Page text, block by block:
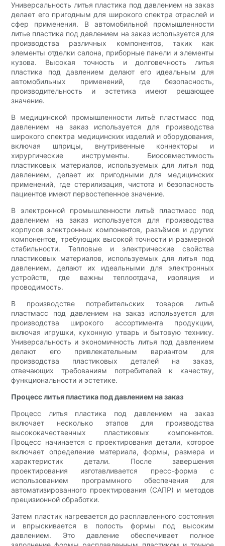
Универсальность литья пластика под давлением на заказ
делает его пригодным для широкого спектра отраслей и
сфер применения. В автомобильной промышленности
литье пластика под давлением на заказ используется для
производства различных компонентов, таких как
элементы отделки салона, приборные панели и элементы
кузова. Высокая точность и долговечность литья
пластика под давлением делают его идеальным для
автомобильных применений, где безопасность,
производительность и эстетика имеют решающее
значение.
В медицинской промышленности литьё пластмасс под
давлением на заказ используется для производства
широкого спектра медицинских изделий и оборудования,
включая шприцы, внутривенные коннекторы и
хирургические инструменты. Биосовместимость
пластиковых материалов, используемых для литья под
давлением, делает их пригодными для медицинских
применений, где стерилизация, чистота и безопасность
пациентов имеют первостепенное значение.
В электронной промышленности литьё пластмасс под
давлением на заказ используется для производства
корпусов электронных компонентов, разъёмов и других
компонентов, требующих высокой точности и размерной
стабильности. Тепловые и электрические свойства
пластиковых материалов, используемых для литья под
давлением, делают их идеальными для электронных
устройств, где важны теплоотдача, изоляция и
проводимость.
В производстве потребительских товаров литьё
пластмасс под давлением на заказ используется для
производства широкого ассортимента продукции,
включая игрушки, кухонную утварь и бытовую технику.
Универсальность и экономичность литья под давлением
делают его привлекательным вариантом для
производства пластиковых деталей на заказ,
отвечающих требованиям потребителей к качеству,
функциональности и эстетике.
Процесс литья пластика под давлением на заказ
Процесс литья пластика под давлением на заказ
включает несколько этапов для производства
высококачественных пластиковых компонентов.
Процесс начинается с проектирования детали, которое
включает определение материала, формы, размера и
характеристик детали. После завершения
проектирования изготавливается пресс-форма с
использованием программного обеспечения для
автоматизированного проектирования (САПР) и методов
прецизионной обработки.
Затем пластик нагревается до расплавленного состояния
и впрыскивается в полость формы под высоким
давлением. Это давление обеспечивает полное